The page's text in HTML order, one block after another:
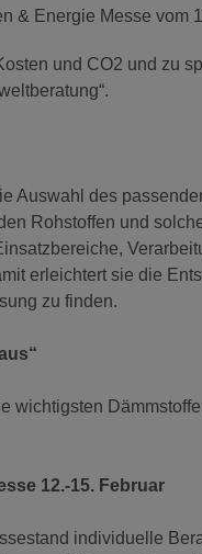
& Energie Messe vom
und CO2 und zu
Auswahl des
Rohstoffen und
erleichtert sie die
zu finden.
wichtigsten
12.-15. Februar
individuelle